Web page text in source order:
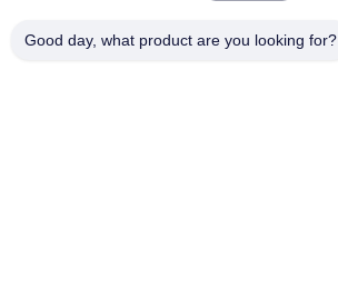
Good day, what product are you looking for?